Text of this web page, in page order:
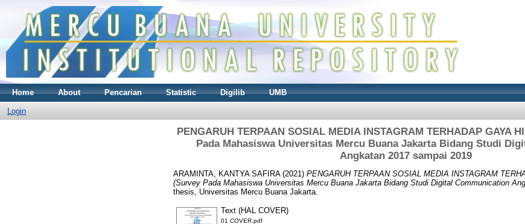
Home About Pencarian Statistic Digilib UMB
Login
PENGARUH TERPAAN SOSIAL MEDIA INSTAGRAM TERHADAP GAYA
Pada Mahasiswa Universitas Mercu Buana Jakarta Bidang Studi
Angkatan 2017 sampai 2019
ARAMINTA, KANTYA SAFIRA(2021) PENGARUH TERPAAN SOSIAL MEDIA INSTAGRAM
(Survey Pada Mahasiswa Universitas Mercu Buana Jakarta Bidang Studi Digital Communication
thesis, Universitas Mercu Buana Jakarta.
Text (HAL COVER)
01 COVER.pdf